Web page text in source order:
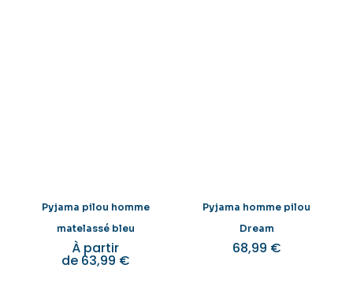
Pyjama pilou homme
matelassé bleu
À partir
de 63,99 €
Pyjama homme pilou
Dream
68,99 €